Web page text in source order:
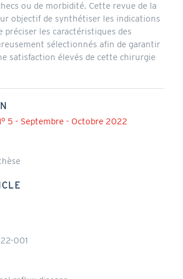
ou de morbidité. Cette revue de la
objectif de synthétiser les indications
préciser les caractéristiques des
sélectionnés afin de garantir
satisfaction élevés de cette chirurgie
5 - Septembre - Octobre 2022
001